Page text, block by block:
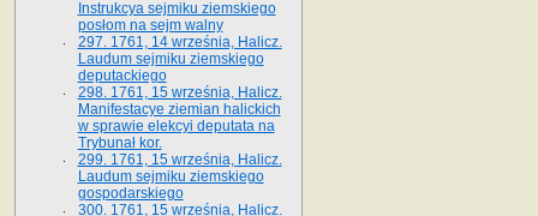
Instrukcya sejmiku ziemskiego
posłom na sejm walny
297. 1761, 14 września, Halicz.
Laudum sejmiku ziemskiego
deputackiego
298. 1761, 15 września, Halicz.
Manifestacye ziemian halickich
w sprawie elekcyi deputata na
Trybunał kor.
299. 1761, 15 września, Halicz.
Laudum sejmiku ziemskiego
gospodarskiego
300. 1761, 15 września, Halicz.